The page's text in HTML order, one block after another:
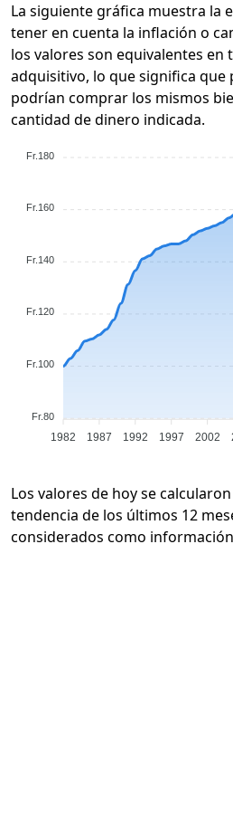
La siguiente gráfica muestra la
tener en cuenta la inflación o
los valores son equivalentes
adquisitivo, lo que significa que
podrían comprar los mismos
cantidad de dinero indicada.
Fr.180
Fr.160
Fr.140
Fr.120
Fr.100
Fr.80
1982 1987 1992 1997 2002
Los valores de hoy se
tendencia de los últimos 12
considerados como